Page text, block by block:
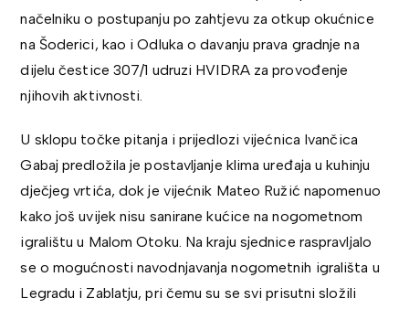
načelniku o postupanju po zahtjevu za otkup okućnice
na Šoderici, kao i Odluka o davanju prava gradnje na
dijelu čestice 307/1 udruzi HVIDRAza provođenje
njihovih aktivnosti.
U sklopu točke pitanja i prijedlozi vijećnica Ivančica
Gabaj predložila je postavljanje klima uređaja u kuhinju
dječjeg vrtića, dok je vijećnik Mateo Ružić napomenuo
kako još uvijek nisu sanirane kućice na nogometnom
igralištu u Malom Otoku. Na kraju sjednice raspravljalo
se o mogućnosti navodnjavanja nogometnih igrališta u
Legradu i Zablatju, pri čemu su se svi prisutni složili